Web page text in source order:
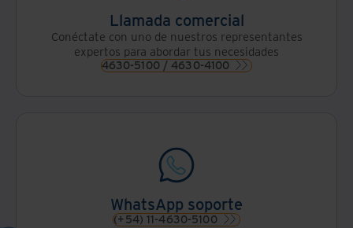
Llamada comercial
Conéctate con uno de nuestros representantes
expertos para abordar tus necesidades
4630-5100 / 4630-4100
WhatsApp soporte
(+54) 11-4630-5100